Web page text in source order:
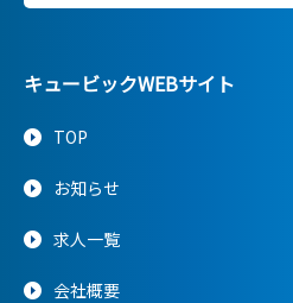
キュービックWEBサイト
TOP
お知らせ
求人一覧
会社概要